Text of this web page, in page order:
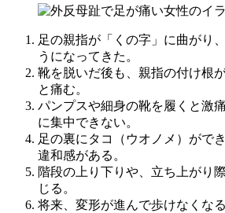
足の親指が「くの字」に曲がり
うになってきた。
靴を脱いだ後も、親指の付け根
と痛む。
パンプスや細身の靴を履くと激
に集中できない。
足の裏にタコ（ウオノメ）がで
違和感がある。
階段の上り下りや、立ち上がり
じる。
将来、変形が進んで歩けなくな